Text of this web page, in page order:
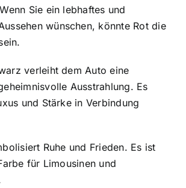
Sie ein lebhaftes und
wünschen, könnte Rot die
verleiht dem Auto eine
Ausstrahlung. Es
und Stärke in Verbindung
Ruhe und Frieden. Es ist
für Limousinen und